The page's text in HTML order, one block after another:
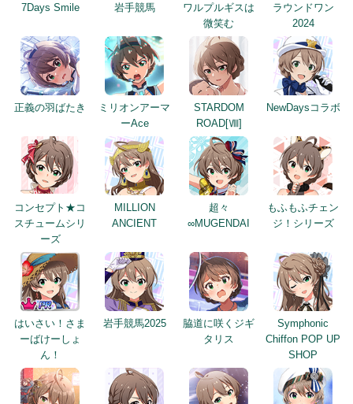
7Days Smile 岩手競馬
ワルプルギスは
微笑む
ラウンドワン
2024
正義の羽ばたき
ミリオンアーマ
ーAce
STARDOM
ROAD[Ⅷ]
NewDaysコラボ
コンセプト★コ
スチュームシリ
ーズ
MILLION
ANCIENT
超々
∞MUGENDAI
もふもふチェン
ジ！シリーズ
はいさい！さま
ーばけーしょ
ん！
岩手競馬2025
脇道に咲くジギ
タリス
Symphonic
Chiffon POP UP
SHOP